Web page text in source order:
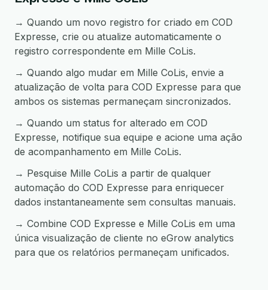
→ Quando um novo registro for criado em COD
Expresse, crie ou atualize automaticamente o
registro correspondente em Mille CoLis.
→ Quando algo mudar em Mille CoLis, envie a
atualização de volta para COD Expresse para que
ambos os sistemas permaneçam sincronizados.
→ Quando um status for alterado em COD
Expresse, notifique sua equipe e acione uma ação
de acompanhamento em Mille CoLis.
→ Pesquise Mille CoLis a partir de qualquer
automação do COD Expresse para enriquecer
dados instantaneamente sem consultas manuais.
→ Combine COD Expresse e Mille CoLis em uma
única visualização de cliente no eGrow analytics
para que os relatórios permaneçam unificados.